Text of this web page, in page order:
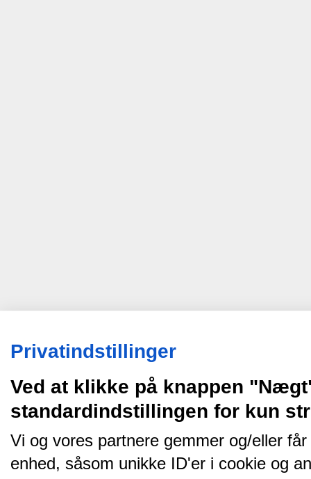
Privatindstillinger
Ved at klikke på knappen
standardindstillingen for kun
Vi og vores partnere gemmer og/eller
enhed, såsom unikke ID'er i cookie og